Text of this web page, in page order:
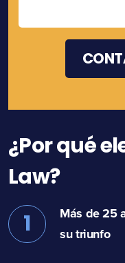
¿Por qué
Law?
1
Más de 25
su triunfo